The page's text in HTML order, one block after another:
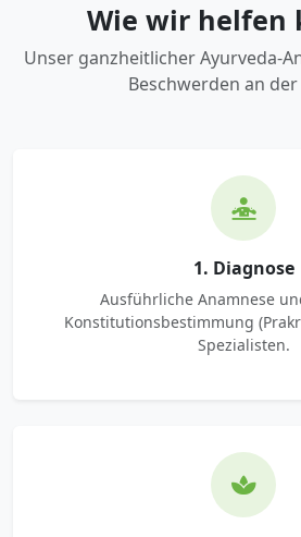
Wie wir helfen
Unser ganzheitlicher Ayurveda-
Beschwerden an
1. Diagnose
Ausführliche Anamnese
Konstitutionsbestimmung
Spezialisten.